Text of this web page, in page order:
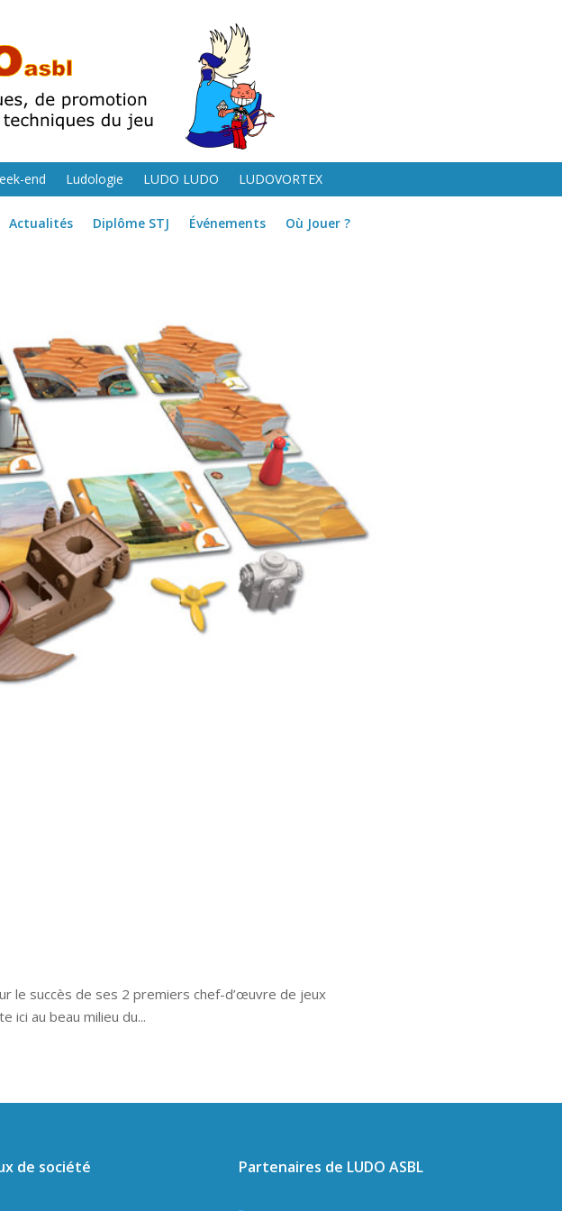
end Ludologie LUDO LUDO LUDOVORTEX
Actualités Diplôme STJ Événements Où Jouer ?
le succès de ses 2 premiers chef-d’œuvre de jeux
ici au beau milieu du...
de société Partenaires de LUDO ASBL